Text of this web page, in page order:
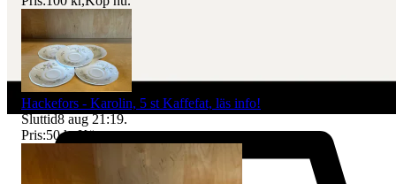
Hackefors - Karolin, 5 st Kaffefat, läs info!
Sluttid8 aug 21:19.
Pris:50 kr,Köp nu.